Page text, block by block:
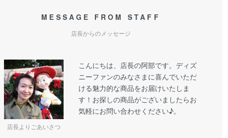
MESSAGE FROM STAFF
店長からのメッセージ
店長よりごあいさつ
こんにちは、店長の阿部です。ディズ
ニーファンのみなさまに喜んでいただ
ける魅力的な商品をお届けいたしま
す！お探しの商品がございましたらお
気軽にお問い合わせください♪。